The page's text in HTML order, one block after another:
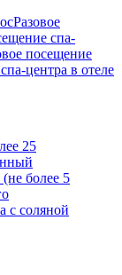
Разовое
спа-
посещение
центра в отеле
25
более 5
с соляной